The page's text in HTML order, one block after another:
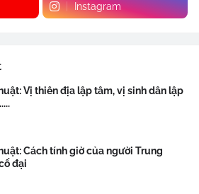
Instagram
Vị thiên địa lập tâm, vị sinh dân lập
Cách tính giờ của người Trung
đại